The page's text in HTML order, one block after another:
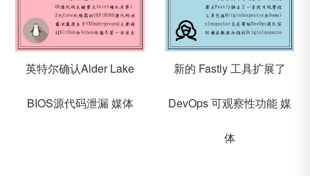
英特尔确认Alder Lake
BIOS源代码泄漏 媒体
新的 Fastly 工具扩展了
DevOps 可观察性功能 媒
体